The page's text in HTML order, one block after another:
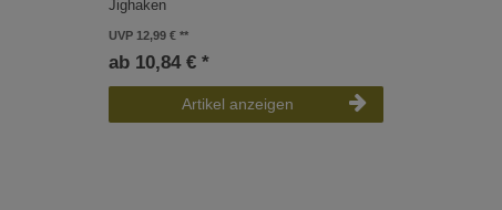
Jighaken
UVP 12,99 €
ab 10,84 € *
Artikel anzeigen